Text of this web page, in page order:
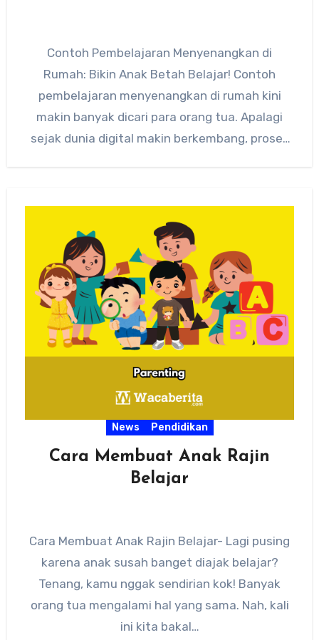
Contoh Pembelajaran Menyenangkan di
Rumah: Bikin Anak Betah Belajar! Contoh
pembelajaran menyenangkan di rumah kini
makin banyak dicari para orang tua. Apalagi
sejak dunia digital makin berkembang, proses
News Pendidikan
Cara Membuat Anak Rajin
Belajar
Cara Membuat Anak Rajin Belajar- Lagi pusing
karena anak susah banget diajak belajar?
Tenang, kamu nggak sendirian kok! Banyak
orang tua mengalami hal yang sama. Nah, kali
ini kita bakal…